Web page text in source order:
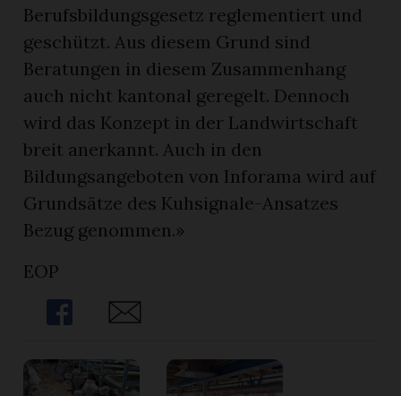
Berufsbildungsgesetz reglementiert und
geschützt. Aus diesem Grund sind
Beratungen in diesem Zusammenhang
auch nicht kantonal geregelt. Dennoch
wird das Konzept in der Landwirtschaft
breit anerkannt. Auch in den
Bildungsangeboten von Inforama wird auf
Grundsätze des Kuhsignale-Ansatzes
Bezug genommen.»
EOP
Share
Share